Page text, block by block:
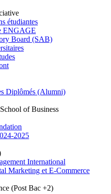
étudiantes
ENGAGE
Board (SAB)
Diplômés (Alumni)
of Business
2025
International
Marketing et E-Commerce
(Post Bac +2)